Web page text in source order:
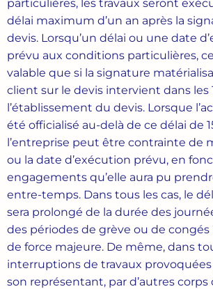
particulières, les travaux seront
délai maximum d’un an après la
devis. Lorsqu’un délai ou une date
prévu aux conditions particulières,
valable que si la signature
client sur le devis intervient dans les
l’établissement du devis. Lorsque
été officialisé au-delà de ce délai de
l’entreprise peut être contrainte de
ou la date d’exécution prévu, en
engagements qu’elle aura pu
entre-temps. Dans tous les cas, le
sera prolongé de la durée des
des périodes de grève ou de congés
de force majeure. De même, dans
interruptions de travaux
son représentant, par d’autres corps